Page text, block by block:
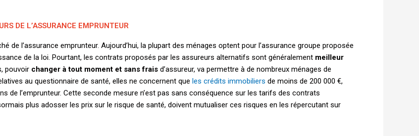
DE L’ASSURANCE EMPRUNTEUR
de l’assurance emprunteur. Aujourd’hui, la plupart des ménages optent pour l’assurance groupe proposée
de la loi. Pourtant, les contrats proposés par les assureurs alternatifs sont généralement meilleur
pouvoir changer à tout moment et sans frais d’assureur, va permettre à de nombreux ménages de
au questionnaire de santé, elles ne concernent que les crédits immobiliers de moins de 200 000 €,
de l’emprunteur. Cette seconde mesure n’est pas sans conséquence sur les tarifs des contrats
plus adosser les prix sur le risque de santé, doivent mutualiser ces risques en les répercutant sur